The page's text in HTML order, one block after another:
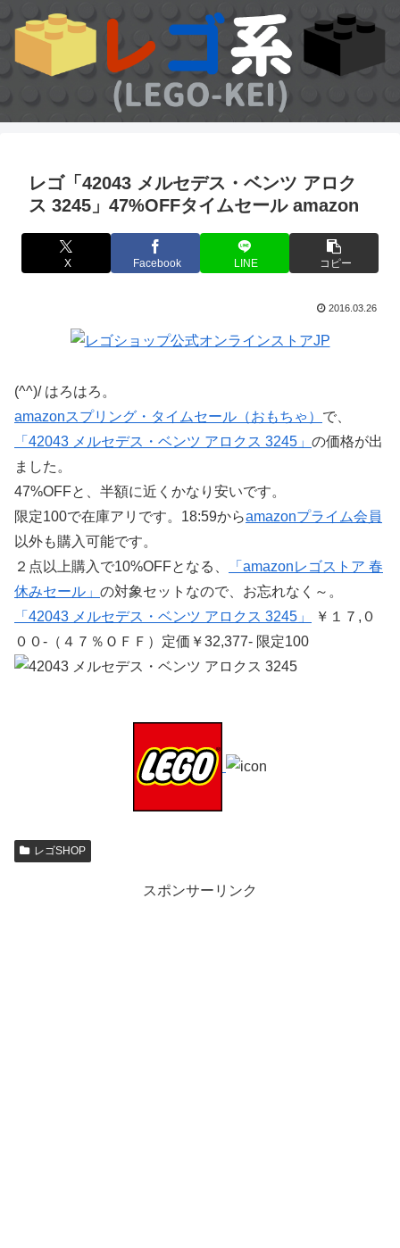
レゴ「42043 メルセデス・ベンツ アロク
ス 3245」47%OFFタイムセール amazon
X Facebook LINE コピー
2016.03.26
(^^)/ はろはろ。
amazonスプリング・タイムセール（おもちゃ） で、
「42043 メルセデス・ベンツ アロクス 3245」 の価格が出
ました。
47%OFFと、半額に近くかなり安いです。
限定100で在庫アリです。18:59からamazonプライム会員
以外も購入可能です。
２点以上購入で10%OFFとなる、
「amazonレゴストア 春
休みセール」 の対象セットなので、お忘れなく～。
「42043 メルセデス・ベンツ アロクス 3245」
￥１７,０
００-（４７％ＯＦＦ）定価￥32,377- 限定100
レゴSHOP
スポンサーリンク